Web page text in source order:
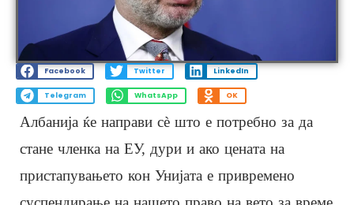
Facebook Twitter LinkedIn
Telegram WhatsApp OK
Албанија ќе направи сè што е потребно за да
стане членка на ЕУ, дури и ако цената на
пристапувањето кон Унијата е привремено